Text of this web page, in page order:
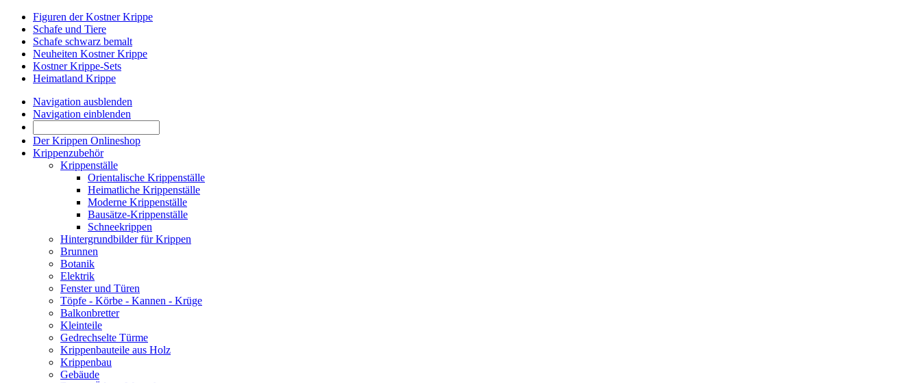
Figuren der Kostner Krippe
Schafe und Tiere
Schafe schwarz bemalt
Neuheiten Kostner Krippe
Kostner Krippe-Sets
Heimatland Krippe
Navigation ausblenden
Navigation einblenden
Der Krippen Onlineshop
Krippenzubehör
Krippenställe
Orientalische Krippenställe
Heimatliche Krippenställe
Moderne Krippenställe
Bausätze-Krippenställe
Schneekrippen
Hintergrundbilder für Krippen
Brunnen
Botanik
Elektrik
Fenster und Türen
Töpfe - Körbe - Kannen - Krüge
Balkonbretter
Kleinteile
Gedrechselte Türme
Krippenbauteile aus Holz
Krippenbau
Gebäude